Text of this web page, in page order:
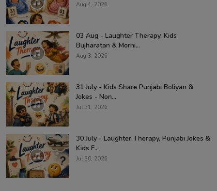
Aug 4, 2026
03 Aug - Laughter Therapy, Kids
Bujharatan & Morni...
Aug 3, 2026
31 July - Kids Share Punjabi Boliyan &
Jokes - Non...
Jul 31, 2026
30 July - Laughter Therapy, Punjabi Jokes &
Kids F...
Jul 30, 2026